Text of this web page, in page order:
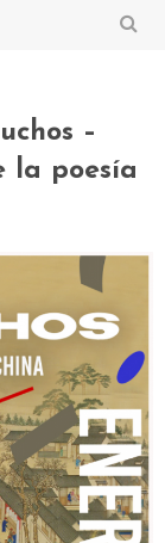
–
la poesía